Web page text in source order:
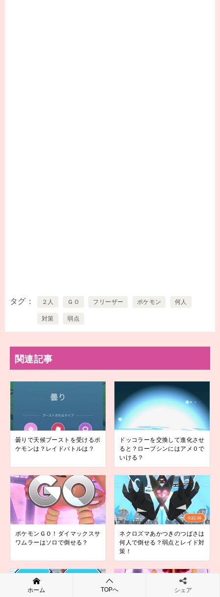
タグ ２人 ＧＯ フリーザー ポケモン 何人
対策 弱点
関連記事
曇りで天候ブーストを受けるポ
ケモンは？レイドバトルは？
ドッコラーを交換して進化させ
ると？ローブシンにはアメ０で
いける？
ポケモンＧＯ！ダイマックスサ
ワムラーはソロで倒せる？
ネクロズマあかつきのつばさは
何人で倒せる？弱点とレイド対
策！
ホーム TOPへ シェア